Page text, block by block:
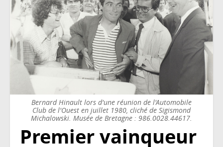
Bernard Hinault lors d'une réunion de l'Automobile
Club de l'Ouest en juillet 1980, cliché de Sigismond
Michalowski. Musée de Bretagne : 986.0028.44617.
Premier vainqueur